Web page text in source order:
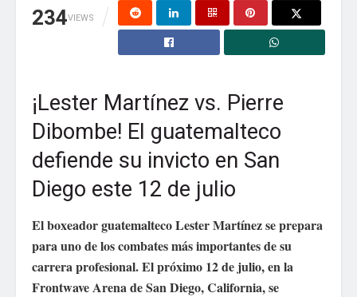
234VIEWS
¡Lester Martínez vs. Pierre
Dibombe! El guatemalteco
defiende su invicto en San
Diego este 12 de julio
El boxeador guatemalteco Lester Martínez se prepara
para uno de los combates más importantes de su
carrera profesional. El próximo 12 de julio, en la
Frontwave Arena de San Diego, California, se